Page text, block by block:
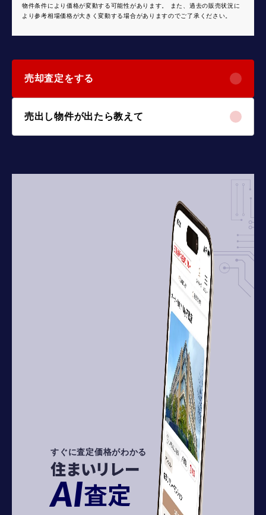
物件条件により価格が変動する可能性があります。 また、過去の販売状況に
より参考相場価格が大きく変動する場合がありますのでご了承ください。
売却査定をする
売出し物件が出たら教えて
すぐに査定価格がわかる
住まいリレー
AI査定